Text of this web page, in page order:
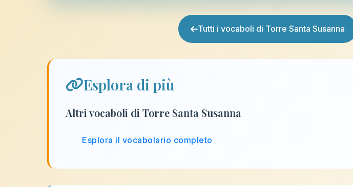
Tutti i vocaboli di Torre Santa Susanna
Esplora di più
Altri vocaboli di Torre Santa Susanna
Esplora il vocabolario completo